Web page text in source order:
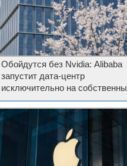
Обойдутся без Nvidia: Alibaba
запустит дата-центр
исключительно на
ускорителях